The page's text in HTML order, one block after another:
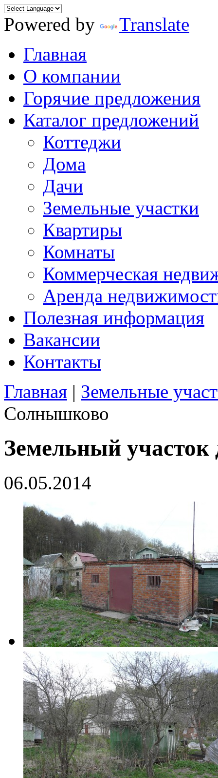
Powered by
Translate
Главная
О компании
Горячие предложения
Каталог предложений
Коттеджи
Дома
Дачи
Земельные участки
Квартиры
Комнаты
Коммерческая
Аренда
Полезная информация
Вакансии
Контакты
Главная | Земельные
Солнышково
Земельный
06.05.2014